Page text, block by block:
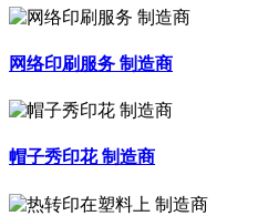
网络印刷服务 制造商
帽子秀印花 制造商